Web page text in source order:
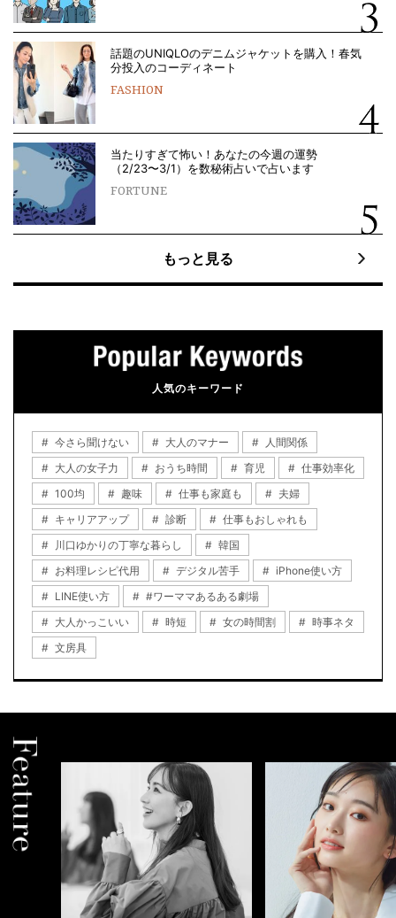
話題のUNIQLOのデニムジャケットを購入！春気
分投入のコーディネート
FASHION
当たりすぎて怖い！あなたの今週の運勢
（2/23〜3/1）を数秘術占いで占います
FORTUNE
もっと見る
人気のキーワード
今さら聞けない 大人のマナー
人間関係
大人の女子力
おうち時間 育児
仕事効率化
100均
趣味 仕事も家庭も
夫婦
キャリアアップ
診断
仕事もおしゃれも
川口ゆかりの丁寧な暮らし
韓国
お料理レシピ代用
デジタル苦手
iPhone使い方
LINE使い方
#ワーママあるある劇場
大人かっこいい
時短 女の時間割
時事ネタ
文房具